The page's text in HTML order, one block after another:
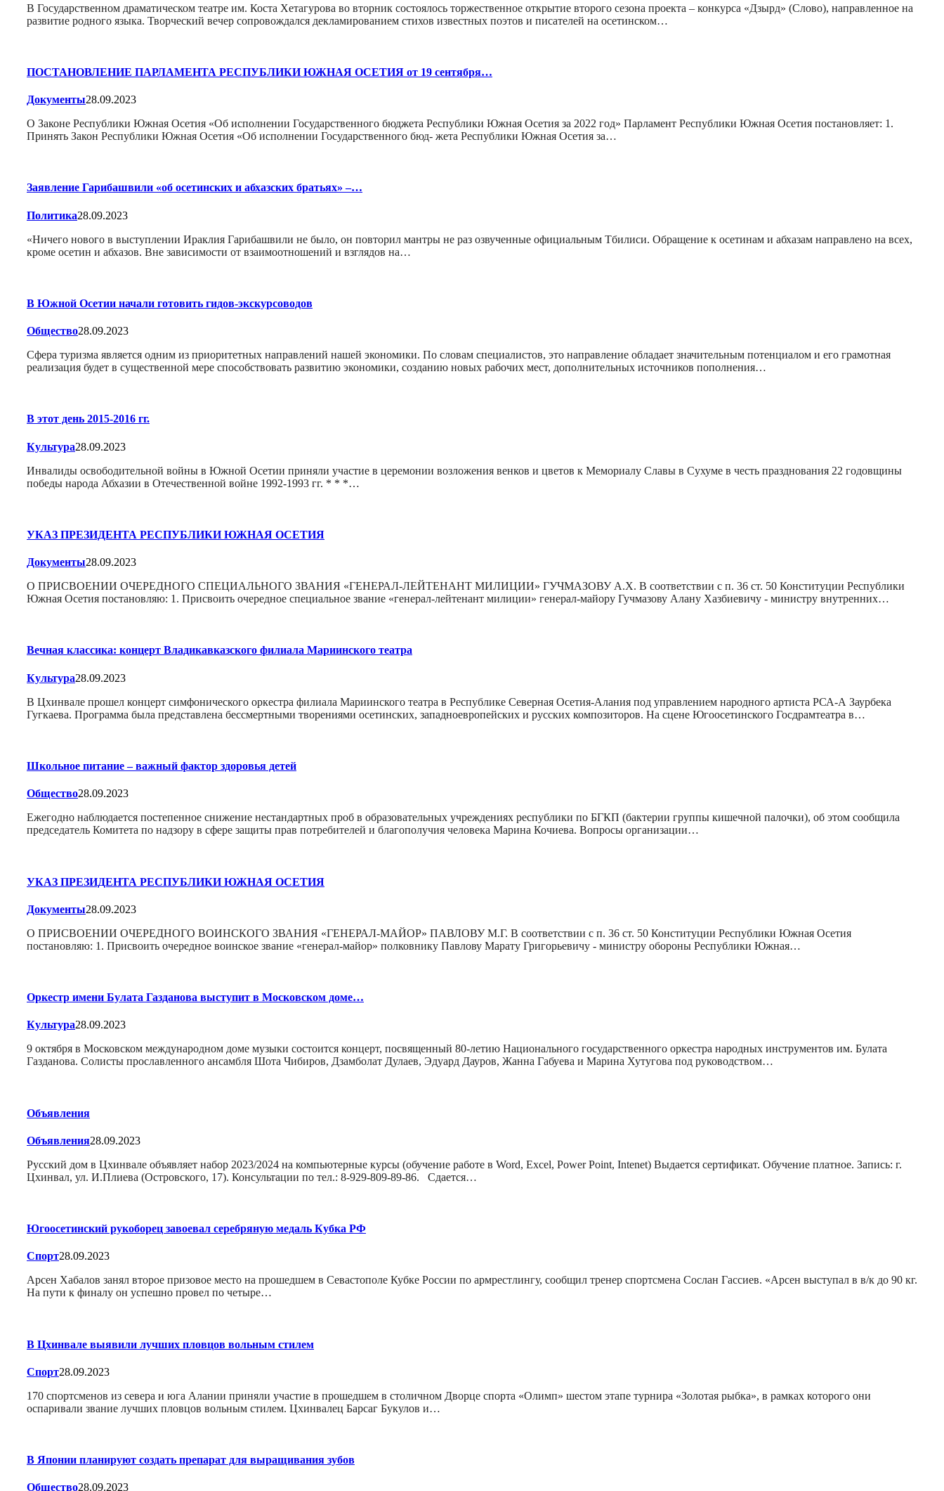
В Государственном драматическом театре им. Коста Хетагурова во вторник состоялось торжественное открытие второго сезона проекта – конкурса «Дзырд» (Слово), направленное на
развитие родного языка. Творческий вечер сопровождался декламированием стихов известных поэтов и писателей на осетинском…
ПОСТАНОВЛЕНИЕ ПАРЛАМЕНТА РЕСПУБЛИКИ ЮЖНАЯ ОСЕТИЯ от 19 сентября…
Документы28.09.2023
О Законе Республики Южная Осетия «Об исполнении Государственного бюджета Республики Южная Осетия за 2022 год» Парламент Республики Южная Осетия постановляет: 1.
Принять Закон Республики Южная Осетия «Об исполнении Государственного бюд- жета Республики Южная Осетия за…
Заявление Гарибашвили «об осетинских и абхазских братьях» –…
Политика28.09.2023
«Ничего нового в выступлении Ираклия Гарибашвили не было, он повторил мантры не раз озвученные официальным Тбилиси. Обращение к осетинам и абхазам направлено на всех,
кроме осетин и абхазов. Вне зависимости от взаимоотношений и взглядов на…
В Южной Осетии начали готовить гидов-экскурсоводов
Общество28.09.2023
Сфера туризма является одним из приоритетных направлений нашей экономики. По словам специалистов, это направление обладает значительным потенциалом и его грамотная
реализация будет в существенной мере способствовать развитию экономики, созданию новых рабочих мест, дополнительных источников пополнения…
В этот день 2015-2016 гг.
Культура28.09.2023
Инвалиды освободительной войны в Южной Осетии приняли участие в церемонии возложения венков и цветов к Мемориалу Славы в Сухуме в честь празднования 22 годовщины
победы народа Абхазии в Отечественной войне 1992-1993 гг. * * *…
УКАЗ ПРЕЗИДЕНТА РЕСПУБЛИКИ ЮЖНАЯ ОСЕТИЯ
Документы28.09.2023
О ПРИСВОЕНИИ ОЧЕРЕДНОГО СПЕЦИАЛЬНОГО ЗВАНИЯ «ГЕНЕРАЛ-ЛЕЙТЕНАНТ МИЛИЦИИ» ГУЧМАЗОВУ А.Х. В соответствии с п. 36 ст. 50 Конституции Республики
Южная Осетия постановляю: 1. Присвоить очередное специальное звание «генерал-лейтенант милиции» генерал-майору Гучмазову Алану Хазбиевичу - министру внутренних…
Вечная классика: концерт Владикавказского филиала Мариинского театра
Культура28.09.2023
В Цхинвале прошел концерт симфонического оркестра филиала Мариинского театра в Республике Северная Осетия-Алания под управлением народного артиста РСА-А Заурбека
Гугкаева. Программа была представлена бессмертными творениями осетинских, западноевропейских и русских композиторов. На сцене Югоосетинского Госдрамтеатра в…
Школьное питание – важный фактор здоровья детей
Общество28.09.2023
Ежегодно наблюдается постепенное снижение нестандартных проб в образовательных учреждениях республики по БГКП (бактерии группы кишечной палочки), об этом сообщила
председатель Комитета по надзору в сфере защиты прав потребителей и благополучия человека Марина Кочиева. Вопросы организации…
УКАЗ ПРЕЗИДЕНТА РЕСПУБЛИКИ ЮЖНАЯ ОСЕТИЯ
Документы28.09.2023
О ПРИСВОЕНИИ ОЧЕРЕДНОГО ВОИНСКОГО ЗВАНИЯ «ГЕНЕРАЛ-МАЙОР» ПАВЛОВУ М.Г. В соответствии с п. 36 ст. 50 Конституции Республики Южная Осетия
постановляю: 1. Присвоить очередное воинское звание «генерал-майор» полковнику Павлову Марату Григорьевичу - министру обороны Республики Южная…
Оркестр имени Булата Газданова выступит в Московском доме…
Культура28.09.2023
9 октября в Московском международном доме музыки состоится концерт, посвященный 80-летию Национального государственного оркестра народных инструментов им. Булата
Газданова. Солисты прославленного ансамбля Шота Чибиров, Дзамболат Дулаев, Эдуард Дауров, Жанна Габуева и Марина Хутугова под руководством…
Объявления
Объявления28.09.2023
Русский дом в Цхинвале объявляет набор 2023/2024 на компьютерные курсы (обучение работе в Word, Excel, Power Point, Intenet) Выдается сертификат. Обучение платное. Запись: г.
Цхинвал, ул. И.Плиева (Островского, 17). Консультации по тел.: 8-929-809-89-86. Сдается…
Югоосетинский рукоборец завоевал серебряную медаль Кубка РФ
Спорт28.09.2023
Арсен Хабалов занял второе призовое место на прошедшем в Севастополе Кубке России по армрестлингу, сообщил тренер спортсмена Сослан Гассиев. «Арсен выступал в в/к до 90 кг.
На пути к финалу он успешно провел по четыре…
В Цхинвале выявили лучших пловцов вольным стилем
Спорт28.09.2023
170 спортсменов из севера и юга Алании приняли участие в прошедшем в столичном Дворце спорта «Олимп» шестом этапе турнира «Золотая рыбка», в рамках которого они
оспаривали звание лучших пловцов вольным стилем. Цхинвалец Барсаг Букулов и…
В Японии планируют создать препарат для выращивания зубов
Общество28.09.2023